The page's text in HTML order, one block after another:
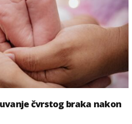
čvrstog braka nakon